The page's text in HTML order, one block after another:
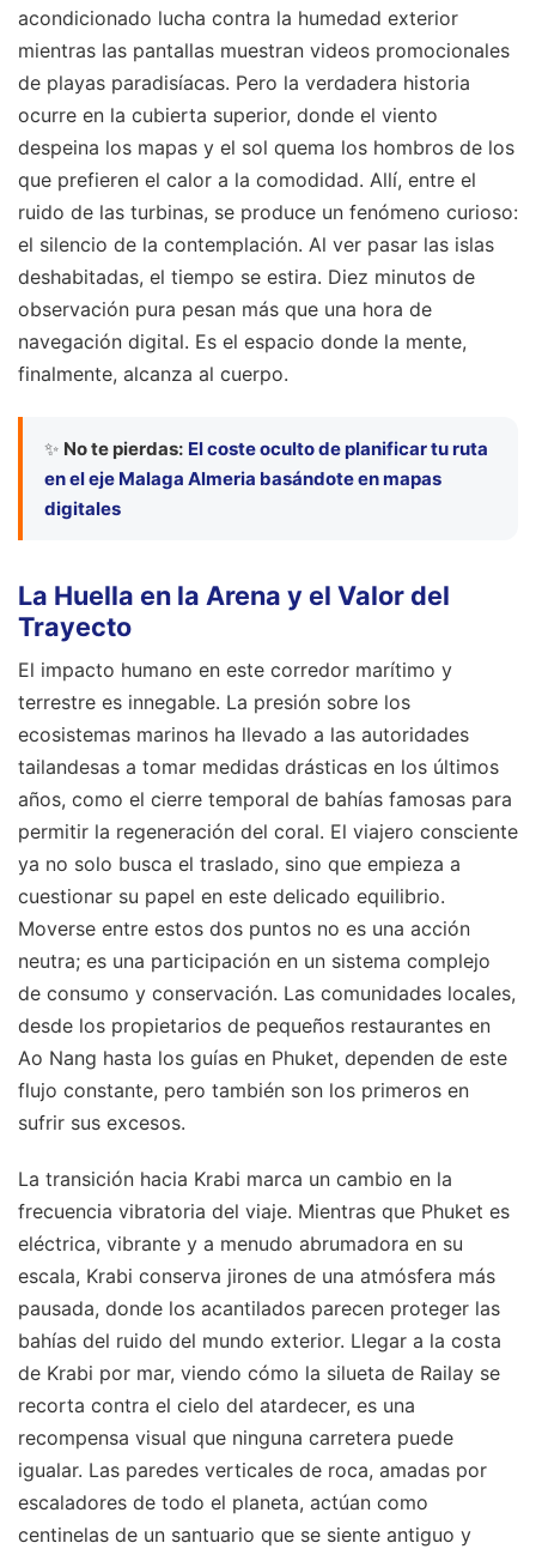
acondicionado lucha contra la humedad exterior
mientras las pantallas muestran videos promocionales
de playas paradisíacas. Pero la verdadera historia
ocurre en la cubierta superior, donde el viento
despeina los mapas y el sol quema los hombros de los
que prefieren el calor a la comodidad. Allí, entre el
ruido de las turbinas, se produce un fenómeno curioso:
el silencio de la contemplación. Al ver pasar las islas
deshabitadas, el tiempo se estira. Diez minutos de
observación pura pesan más que una hora de
navegación digital. Es el espacio donde la mente,
finalmente, alcanza al cuerpo.
✨ No te pierdas: El coste oculto de planificar tu ruta
en el eje Malaga Almeria basándote en mapas
digitales
La Huella en la Arena y el Valor del
Trayecto
El impacto humano en este corredor marítimo y
terrestre es innegable. La presión sobre los
ecosistemas marinos ha llevado a las autoridades
tailandesas a tomar medidas drásticas en los últimos
años, como el cierre temporal de bahías famosas para
permitir la regeneración del coral. El viajero consciente
ya no solo busca el traslado, sino que empieza a
cuestionar su papel en este delicado equilibrio.
Moverse entre estos dos puntos no es una acción
neutra; es una participación en un sistema complejo
de consumo y conservación. Las comunidades locales,
desde los propietarios de pequeños restaurantes en
Ao Nang hasta los guías en Phuket, dependen de este
flujo constante, pero también son los primeros en
sufrir sus excesos.
La transición hacia Krabi marca un cambio en la
frecuencia vibratoria del viaje. Mientras que Phuket es
eléctrica, vibrante y a menudo abrumadora en su
escala, Krabi conserva jirones de una atmósfera más
pausada, donde los acantilados parecen proteger las
bahías del ruido del mundo exterior. Llegar a la costa
de Krabi por mar, viendo cómo la silueta de Railay se
recorta contra el cielo del atardecer, es una
recompensa visual que ninguna carretera puede
igualar. Las paredes verticales de roca, amadas por
escaladores de todo el planeta, actúan como
centinelas de un santuario que se siente antiguo y